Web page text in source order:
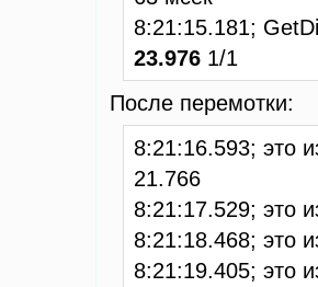
8:21:15.181;
23.976 1/1
После перемотки:
8:21:16.593; это
21.766
8:21:17.529; это
8:21:18.468; это
8:21:19.405; это